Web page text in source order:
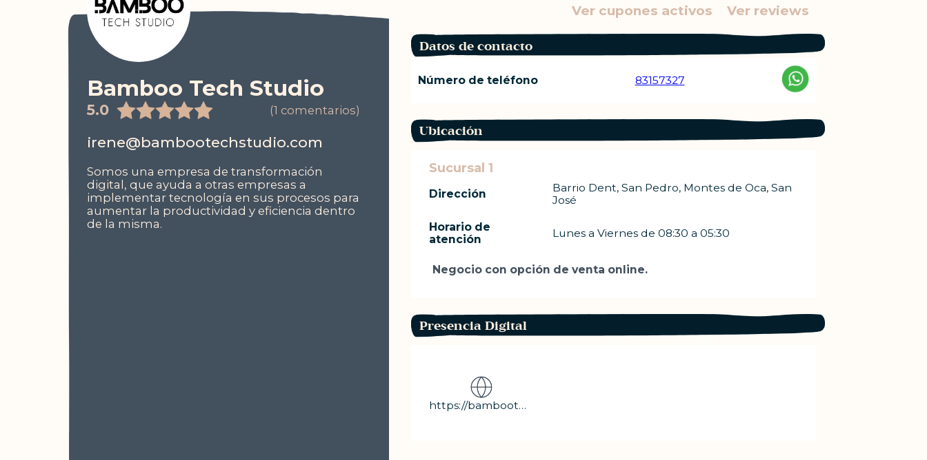
Bamboo Tech Studio
5.0 (1 comentarios)
irene@bambootechstudio.com
Somos una empresa de transformación
digital, que ayuda a otras empresas a
implementar tecnología en sus procesos para
aumentar la productividad y eficiencia dentro
de la misma.
Ver cupones activos Ver reviews
Datos de contacto
Número de teléfono 83157327
Ubicación
Sucursal 1
Dirección
Barrio Dent, San Pedro, Montes de Oca, San
José
Horario de
atención
Lunes a Viernes de 08:30 a 05:30
Negocio con opción de venta online.
Presencia Digital
https://bambootechstudio.com/